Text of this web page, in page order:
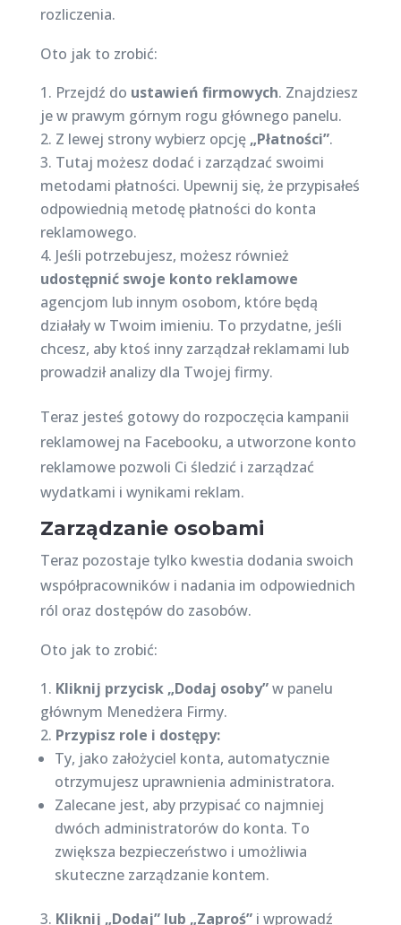
rozliczenia.
Oto jak to zrobić:
Przejdź do ustawień firmowych. Znajdziesz
je w prawym górnym rogu głównego panelu.
Z lewej strony wybierz opcję „Płatności”.
Tutaj możesz dodać i zarządzać swoimi
metodami płatności. Upewnij się, że przypisałeś
odpowiednią metodę płatności do konta
reklamowego.
Jeśli potrzebujesz, możesz również
udostępnić swoje konto reklamowe
agencjom lub innym osobom, które będą
działały w Twoim imieniu. To przydatne, jeśli
chcesz, aby ktoś inny zarządzał reklamami lub
prowadził analizy dla Twojej firmy.
Teraz jesteś gotowy do rozpoczęcia kampanii
reklamowej na Facebooku, a utworzone konto
reklamowe pozwoli Ci śledzić i zarządzać
wydatkami i wynikami reklam.
Zarządzanie osobami
Teraz pozostaje tylko kwestia dodania swoich
współpracowników i nadania im odpowiednich
ról oraz dostępów do zasobów.
Oto jak to zrobić:
Kliknij przycisk „Dodaj osoby”w panelu
głównym Menedżera Firmy.
Przypisz role i dostępy:
Ty, jako założyciel konta, automatycznie
otrzymujesz uprawnienia administratora.
Zalecane jest, aby przypisać co najmniej
dwóch administratorów do konta. To
zwiększa bezpieczeństwo i umożliwia
skuteczne zarządzanie kontem.
Kliknij „Dodaj” lub „Zaproś”i wprowadź